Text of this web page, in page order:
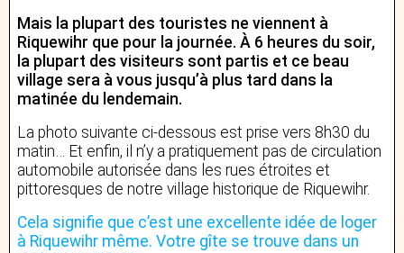
Mais la plupart des touristes ne viennent à
Riquewihr que pour la journée. À 6 heures du soir,
la plupart des visiteurs sont partis et ce beau
village sera à vous jusqu’à plus tard dans la
matinée du lendemain.
La photo suivante ci-dessous est prise vers 8h30 du
matin… Et enfin, il n’y a pratiquement pas de circulation
automobile autorisée dans les rues étroites et
pittoresques de notre village historique de Riquewihr.
Cela signifie que c’est une excellente idée de loger
à Riquewihr même. Votre gîte se trouve dans un